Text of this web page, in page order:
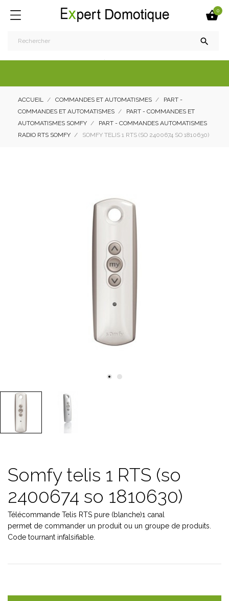
0

ACCUEIL COMMANDES ET AUTOMATISMES
PART -
COMMANDES ET AUTOMATISMES
PART - COMMANDES ET
AUTOMATISMES SOMFY
PART - COMMANDES AUTOMATISMES
RADIO RTS SOMFY
SOMFY TELIS 1 RTS (SO 2400674 SO 1810630)
Somfy telis 1 RTS (so
2400674 so 1810630)
Télécommande Telis RTS pure (blanche)1 canal
permet de commander un produit ou un groupe de produits.
Code tournant infalsifiable.